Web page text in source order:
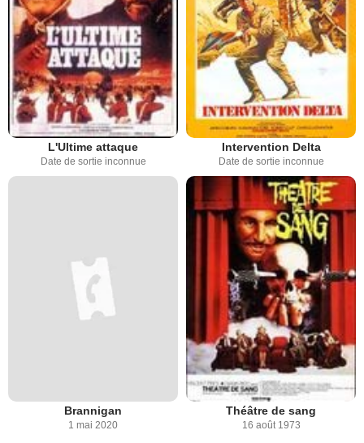
L'Ultime attaque
Date de sortie inconnue
Intervention Delta
Date de sortie inconnue
Brannigan
1 mai 2020
Théâtre de sang
16 août 1973